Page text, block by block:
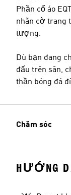
Phần cổ áo
nhãn cờ trang
tượng.
Dù bạn đang
đấu trên sân,
thần bóng đá
Chăm sóc
HƯỚNG